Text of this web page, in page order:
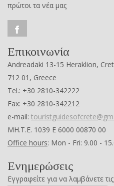
πρώτοι τα νέα μας
Επικοινωνία
Andreadaki 13-15 Heraklion,
712 01, Greece
Tel.: +30 2810-342222
Fax: +30 2810-342212
e-mail:
ΜΗ.Τ.Ε. 1039 Ε 6000 00870 00
Office hours: Mon - Fri: 9.00 -
Ενημερώσεις
Εγγραφείτε για να λαμβάνετε